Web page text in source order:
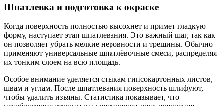
Шпатлевка и подготовка к окраске
Когда поверхность полностью высохнет и примет гладкую
форму, наступает этап шпатлевания. Это важный шаг, так как
он позволяет убрать мелкие неровности и трещины. Обычно
применяют универсальные шпатлёвочные смеси, распределяя
их тонким слоем на всю площадь.
Особое внимание уделяется стыкам гипсокартонных листов,
швам и углам. После шпатлевания поверхность шлифуют,
чтобы удалить изъяны. Статистика показывает, что